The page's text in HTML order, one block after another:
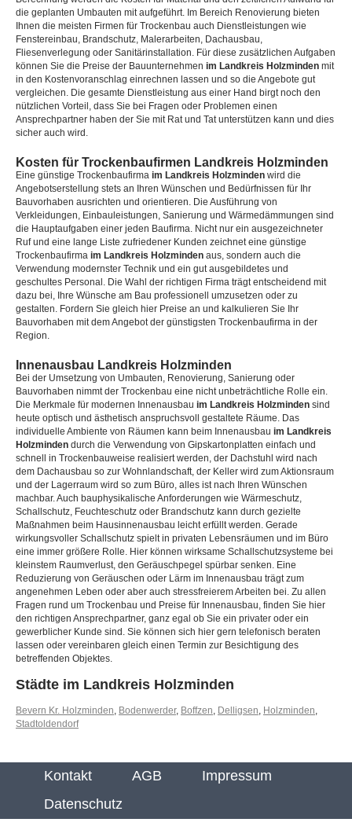
die geplanten Umbauten mit aufgeführt. Im Bereich Renovierung bieten
Ihnen die meisten Firmen für Trockenbau auch Dienstleistungen wie
Fenstereinbau, Brandschutz, Malerarbeiten, Dachausbau,
Fliesenverlegung oder Sanitärinstallation. Für diese zusätzlichen Aufgaben
können Sie die Preise der Bauunternehmen im Landkreis Holzminden mit
in den Kostenvoranschlag einrechnen lassen und so die Angebote gut
vergleichen. Die gesamte Dienstleistung aus einer Hand birgt noch den
nützlichen Vorteil, dass Sie bei Fragen oder Problemen einen
Ansprechpartner haben der Sie mit Rat und Tat unterstützen kann und dies
sicher auch wird.
Kosten für Trockenbaufirmen Landkreis Holzminden
Eine günstige Trockenbaufirma im Landkreis Holzminden wird die
Angebotserstellung stets an Ihren Wünschen und Bedürfnissen für Ihr
Bauvorhaben ausrichten und orientieren. Die Ausführung von
Verkleidungen, Einbauleistungen, Sanierung und Wärmedämmungen sind
die Hauptaufgaben einer jeden Baufirma. Nicht nur ein ausgezeichneter
Ruf und eine lange Liste zufriedener Kunden zeichnet eine günstige
Trockenbaufirma im Landkreis Holzminden aus, sondern auch die
Verwendung modernster Technik und ein gut ausgebildetes und
geschultes Personal. Die Wahl der richtigen Firma trägt entscheidend mit
dazu bei, Ihre Wünsche am Bau professionell umzusetzen oder zu
gestalten. Fordern Sie gleich hier Preise an und kalkulieren Sie Ihr
Bauvorhaben mit dem Angebot der günstigsten Trockenbaufirma in der
Region.
Innenausbau Landkreis Holzminden
Bei der Umsetzung von Umbauten, Renovierung, Sanierung oder
Bauvorhaben nimmt der Trockenbau eine nicht unbeträchtliche Rolle ein.
Die Merkmale für modernen Innenausbau im Landkreis Holzminden sind
heute optisch und ästhetisch anspruchsvoll gestaltete Räume. Das
individuelle Ambiente von Räumen kann beim Innenausbau im Landkreis
Holzminden durch die Verwendung von Gipskartonplatten einfach und
schnell in Trockenbauweise realisiert werden, der Dachstuhl wird nach
dem Dachausbau so zur Wohnlandschaft, der Keller wird zum Aktionsraum
und der Lagerraum wird so zum Büro, alles ist nach Ihren Wünschen
machbar. Auch bauphysikalische Anforderungen wie Wärmeschutz,
Schallschutz, Feuchteschutz oder Brandschutz kann durch gezielte
Maßnahmen beim Hausinnenausbau leicht erfüllt werden. Gerade
wirkungsvoller Schallschutz spielt in privaten Lebensräumen und im Büro
eine immer größere Rolle. Hier können wirksame Schallschutzsysteme bei
kleinstem Raumverlust, den Geräuschpegel spürbar senken. Eine
Reduzierung von Geräuschen oder Lärm im Innenausbau trägt zum
angenehmen Leben oder aber auch stressfreierem Arbeiten bei. Zu allen
Fragen rund um Trockenbau und Preise für Innenausbau, finden Sie hier
den richtigen Ansprechpartner, ganz egal ob Sie ein privater oder ein
gewerblicher Kunde sind. Sie können sich hier gern telefonisch beraten
lassen oder vereinbaren gleich einen Termin zur Besichtigung des
betreffenden Objektes.
Städte im Landkreis Holzminden
Bevern Kr. Holzminden, Bodenwerder, Boffzen, Delligsen, Holzminden,
Stadtoldendorf
Kontakt AGB
Impressum
Datenschutz